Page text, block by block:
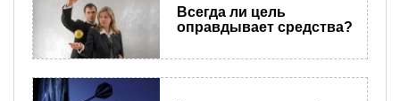
Всегда ли цель
оправдывает средства?